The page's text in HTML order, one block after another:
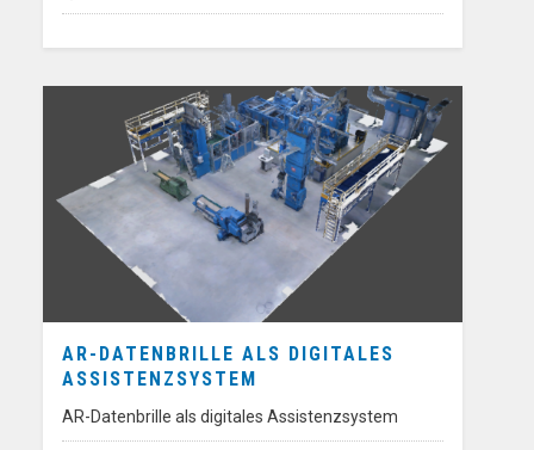
AR-DATENBRILLE ALS DIGITALES
ASSISTENZSYSTEM
AR-Datenbrille als digitales Assistenzsystem